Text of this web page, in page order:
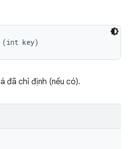
(int key)
đã chỉ định (nếu có).